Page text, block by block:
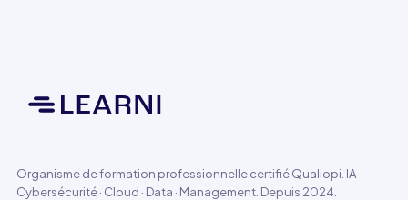
Organisme de formation professionnelle certifié Qualiopi. IA ·
Cybersécurité · Cloud · Data · Management. Depuis 2024.